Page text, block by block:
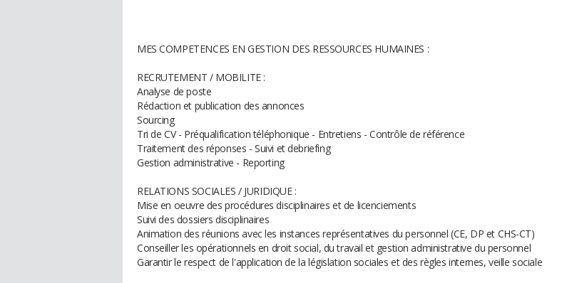
MES COMPETENCES EN GESTION DES RESSOURCES HUMAINES :
RECRUTEMENT / MOBILITE :
Analyse de poste
Rédaction et publication des annonces
Sourcing
Tri de CV - Préqualification téléphonique - Entretiens - Contrôle de référence
Traitement des réponses - Suivi et debriefing
Gestion administrative - Reporting
RELATIONS SOCIALES / JURIDIQUE :
Mise en oeuvre des procédures disciplinaires et de licenciements
Suivi des dossiers disciplinaires
Animation des réunions avec les instances représentatives du personnel (CE, DP et CHS-CT)
Conseiller les opérationnels en droit social, du travail et gestion administrative du personnel
Garantir le respect de l'application de la législation sociales et des règles internes, veille sociale